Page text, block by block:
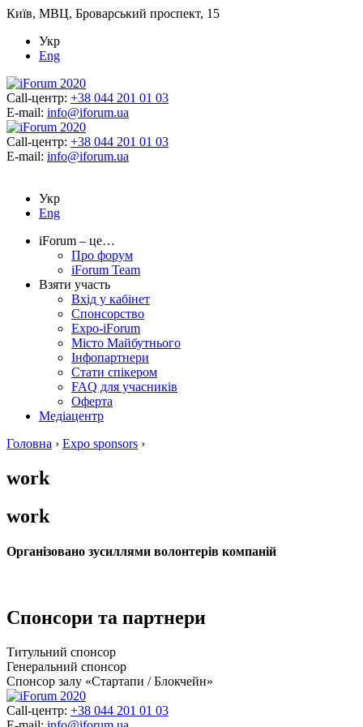
Київ, МВЦ, Броварський проспект, 15
Укр
Eng
Call-центр: +38 044 201 01 03
E-mail: info@iforum.ua
Call-центр: +38 044 201 01 03
E-mail: info@iforum.ua
Укр
Eng
iForum – це…
Про форум
iForum Team
Взяти участь
Вхід у кабінет
Спонсорство
Expo-iForum
Місто Майбутнього
Інфопартнери
Стати спікером
FAQ для учасників
Оферта
Медіацентр
Головна › Expo sponsors ›
work
work
Організовано зусиллями волонтерів компаній
Спонсори та партнери
Титульний спонсор
Генеральний спонсор
Спонсор залу «Стартапи / Блокчейн»
Call-центр: +38 044 201 01 03